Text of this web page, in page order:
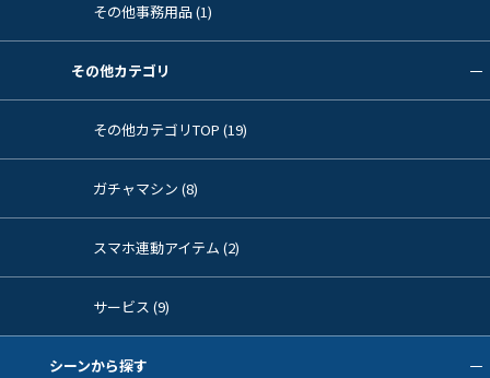
その他事務用品 (1)
その他カテゴリ
その他カテゴリTOP (19)
ガチャマシン (8)
スマホ連動アイテム (2)
サービス (9)
シーンから探す